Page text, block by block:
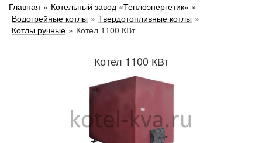
Главная » Котельный завод «Теплоэнергетик» »
Водогрейные котлы » Твердотопливные котлы »
Котлы ручные » Котел 1100 КВт
Котел 1100 КВт